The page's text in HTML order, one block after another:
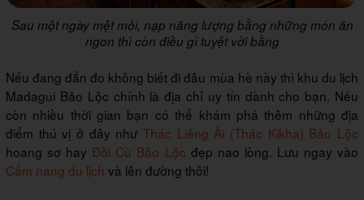
Sau một ngày mệt mỏi, nạp năng lượng bằng những món ăn
ngon thì còn điều gì tuyệt vời bằng
Nếu đang đắn đo không biết đi đâu mùa hè này thì khu du lịch
Madagui Bảo Lộc chính là địa chỉ uy tín dành cho bạn. Nếu
còn nhiều thời gian bạn có thể khám phá thêm những địa
điểm thú vị ở đây như Thác Liêng Ài (Thác Kikha) Bảo Lộc
hoang sơ hay Đồi Cù Bảo Lộc đẹp nao lòng. Lưu ngay vào
Cẩm nang du lịch và lên đường thôi!